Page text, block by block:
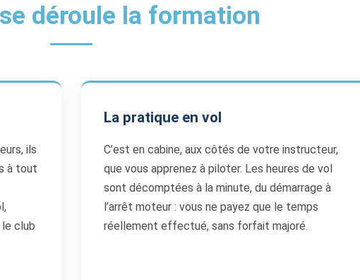
déroule la formation
ils
à tout
club
La pratique en vol
C’est en cabine, aux côtés de votre instructeur,
que vous apprenez à piloter. Les heures de vol
sont décomptées à la minute, du démarrage à
l’arrêt moteur : vous ne payez que le temps
réellement effectué, sans forfait majoré.